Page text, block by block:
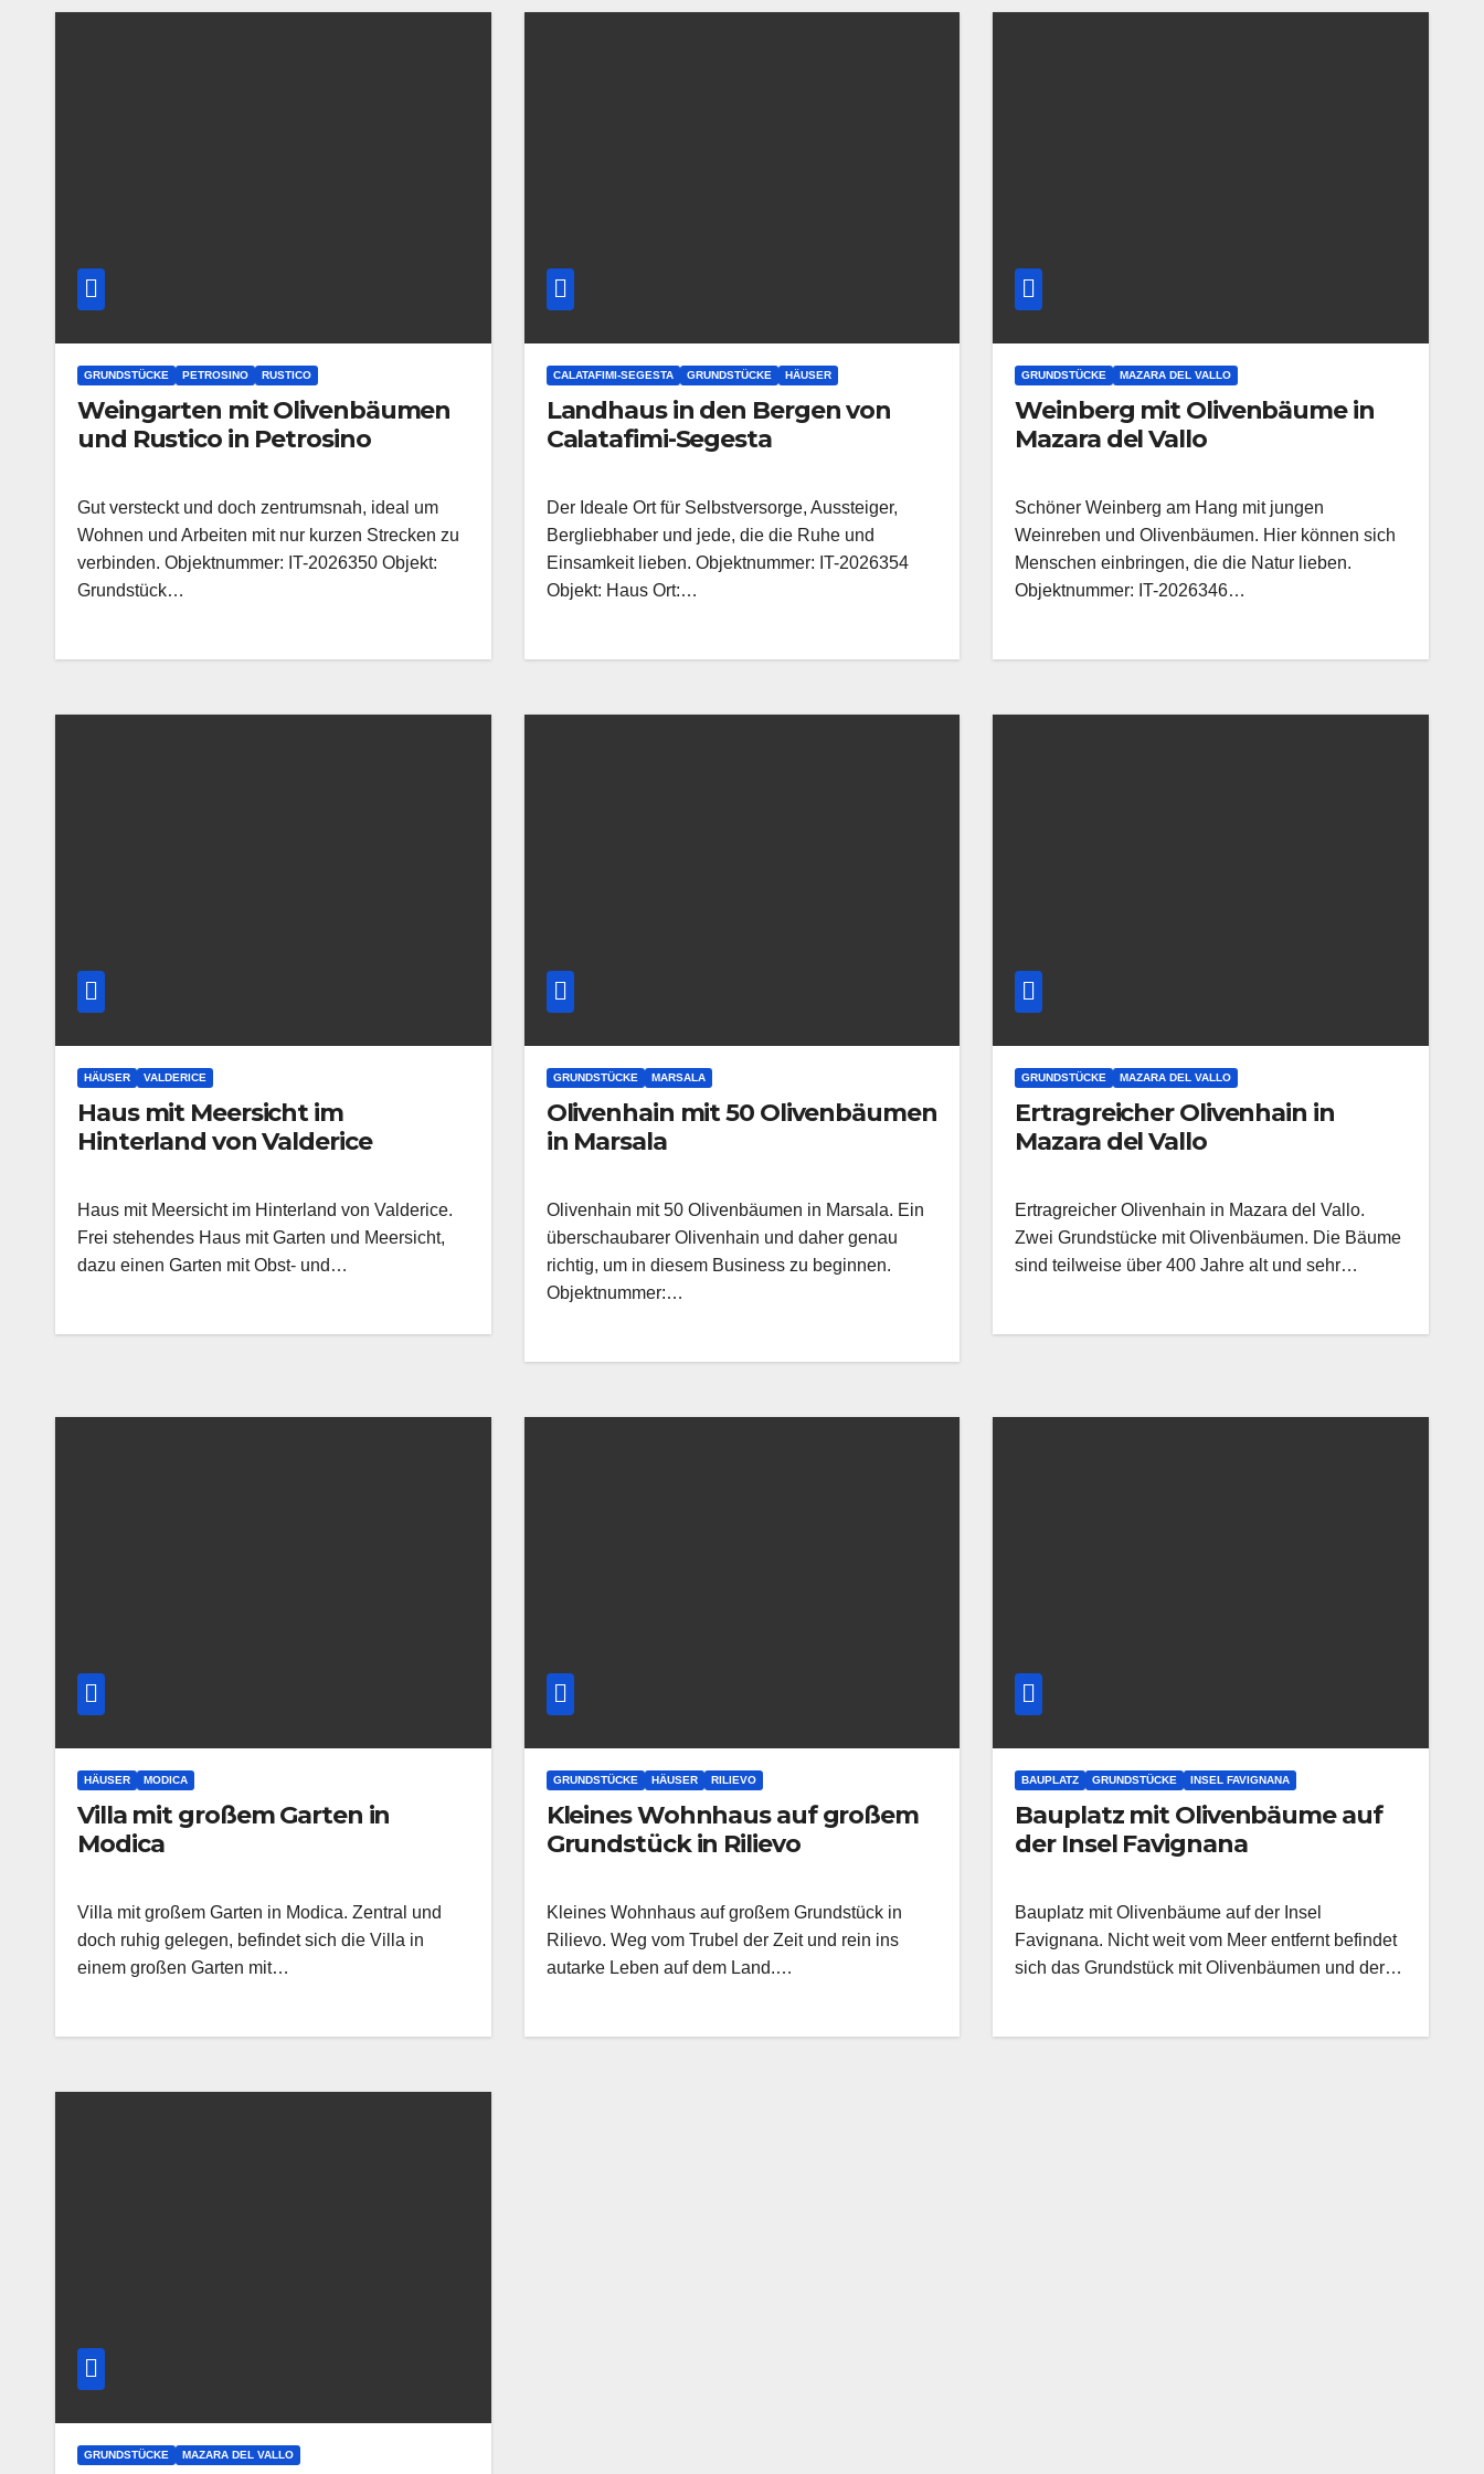
GRUNDSTÜCKE PETROSINO RUSTICO
Weingarten mit Olivenbäumen
und Rustico in Petrosino
Gut versteckt und doch zentrumsnah, ideal um
Wohnen und Arbeiten mit nur kurzen Strecken zu
verbinden. Objektnummer: IT-2026350 Objekt:
Grundstück…
CALATAFIMI-SEGESTA GRUNDSTÜCKE HÄUSER
Landhaus in den Bergen von
Calatafimi-Segesta
Der Ideale Ort für Selbstversorge, Aussteiger,
Bergliebhaber und jede, die die Ruhe und
Einsamkeit lieben. Objektnummer: IT-2026354
Objekt: Haus Ort:…
GRUNDSTÜCKE MAZARA DEL VALLO
Weinberg mit Olivenbäume in
Mazara del Vallo
Schöner Weinberg am Hang mit jungen
Weinreben und Olivenbäumen. Hier können sich
Menschen einbringen, die die Natur lieben.
Objektnummer: IT-2026346…
HÄUSER VALDERICE
Haus mit Meersicht im
Hinterland von Valderice
Haus mit Meersicht im Hinterland von Valderice.
Frei stehendes Haus mit Garten und Meersicht,
dazu einen Garten mit Obst- und…
GRUNDSTÜCKE MARSALA
Olivenhain mit 50 Olivenbäumen
in Marsala
Olivenhain mit 50 Olivenbäumen in Marsala. Ein
überschaubarer Olivenhain und daher genau
richtig, um in diesem Business zu beginnen.
Objektnummer:…
GRUNDSTÜCKE MAZARA DEL VALLO
Ertragreicher Olivenhain in
Mazara del Vallo
Ertragreicher Olivenhain in Mazara del Vallo.
Zwei Grundstücke mit Olivenbäumen. Die Bäume
sind teilweise über 400 Jahre alt und sehr…
HÄUSER MODICA
Villa mit großem Garten in
Modica
Villa mit großem Garten in Modica. Zentral und
doch ruhig gelegen, befindet sich die Villa in
einem großen Garten mit…
GRUNDSTÜCKE HÄUSER RILIEVO
Kleines Wohnhaus auf großem
Grundstück in Rilievo
Kleines Wohnhaus auf großem Grundstück in
Rilievo. Weg vom Trubel der Zeit und rein ins
autarke Leben auf dem Land.…
BAUPLATZ GRUNDSTÜCKE INSEL FAVIGNANA
Bauplatz mit Olivenbäume auf
der Insel Favignana
Bauplatz mit Olivenbäume auf der Insel
Favignana. Nicht weit vom Meer entfernt befindet
sich das Grundstück mit Olivenbäumen und der…
GRUNDSTÜCKE MAZARA DEL VALLO